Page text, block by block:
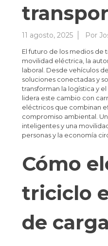
11 agosto, 2025 Por
El futuro de los medios de
movilidad eléctrica, la
laboral. Desde vehículos
soluciones conectadas y
transforman la logística y
lidera este cambio con
eléctricos que combinan
compromiso ambiental.
inteligentes y una
personas y la economía
Cómo
triciclo
de